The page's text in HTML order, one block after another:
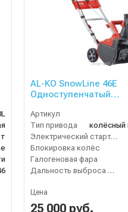
AL-KO SnowLine 46E
Одноступенчатый
Артикул
Тип привода
Электрический стартер
Блокировка колёс
Галогеновая фара
Дальность выброса снега (м)
Цена
25 000 руб.